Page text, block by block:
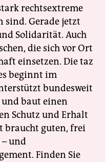
rechtsextreme
sind. Gerade jetzt
Solidarität. Auch
die sich vor Ort
einsetzen. Die taz
beginnt im
bundesweit
baut einen
Schutz und Erhalt
braucht guten, frei
und
Finden Sie